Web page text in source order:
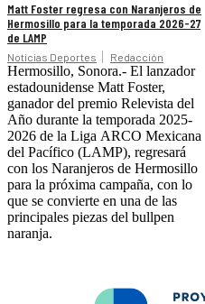
Matt Foster regresa con Naranjeros de
Hermosillo para la temporada 2026-27
de LAMP
Noticias Deportes Redacción
Hermosillo, Sonora.- El lanzador
estadounidense Matt Foster,
ganador del premio Relevista del
Año durante la temporada 2025-
2026 de la Liga ARCO Mexicana
del Pacífico (LAMP), regresará
con los Naranjeros de Hermosillo
para la próxima campaña, con lo
que se convierte en una de las
principales piezas del bullpen
naranja.